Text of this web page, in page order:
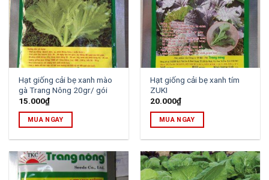
Hạt giống cải bẹ xanh mào
gà Trang Nông 20gr/ gói
15.000₫
MUA NGAY
Hạt giống cải bẹ xanh tím
ZUKI
20.000₫
MUA NGAY